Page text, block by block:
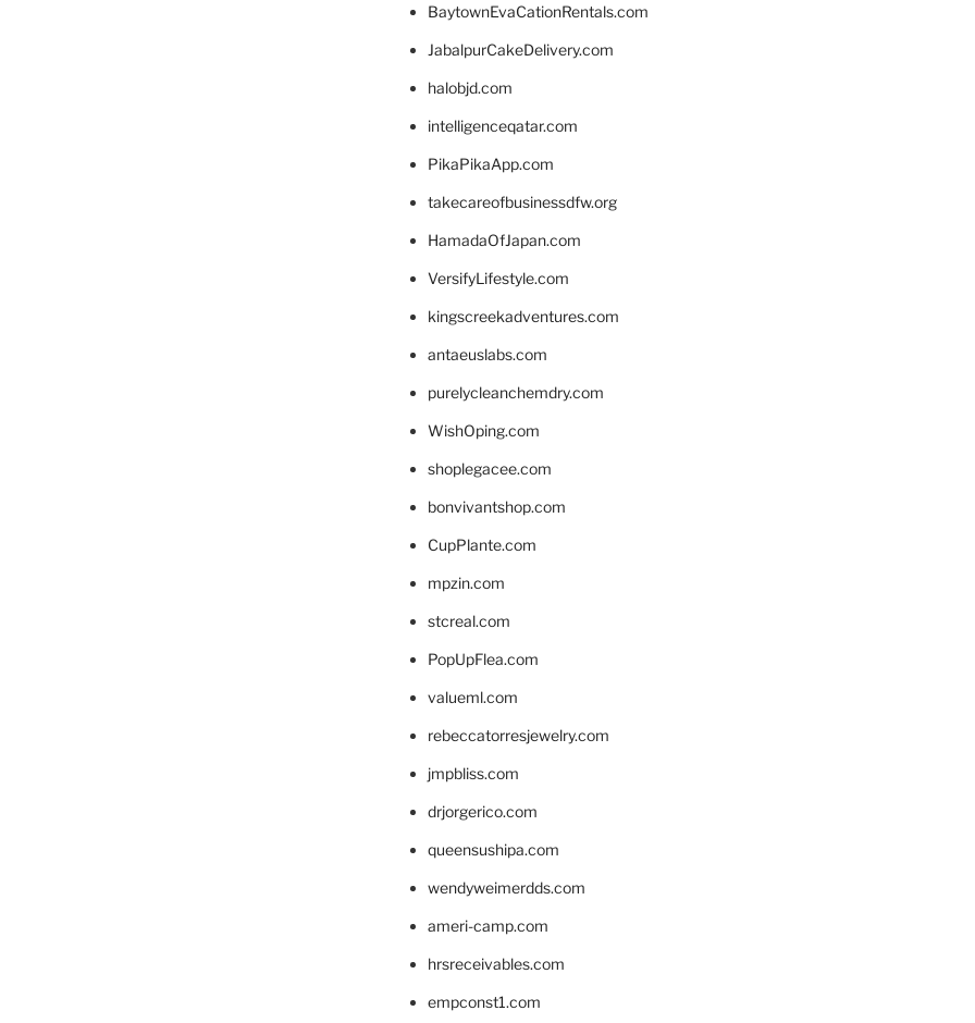
BaytownEvaCationRentals.com
JabalpurCakeDelivery.com
halobjd.com
intelligenceqatar.com
PikaPikaApp.com
takecareofbusinessdfw.org
HamadaOfJapan.com
VersifyLifestyle.com
kingscreekadventures.com
antaeuslabs.com
purelycleanchemdry.com
WishOping.com
shoplegacee.com
bonvivantshop.com
CupPlante.com
mpzin.com
stcreal.com
PopUpFlea.com
valueml.com
rebeccatorresjewelry.com
jmpbliss.com
drjorgerico.com
queensushipa.com
wendyweimerdds.com
ameri-camp.com
hrsreceivables.com
empconst1.com